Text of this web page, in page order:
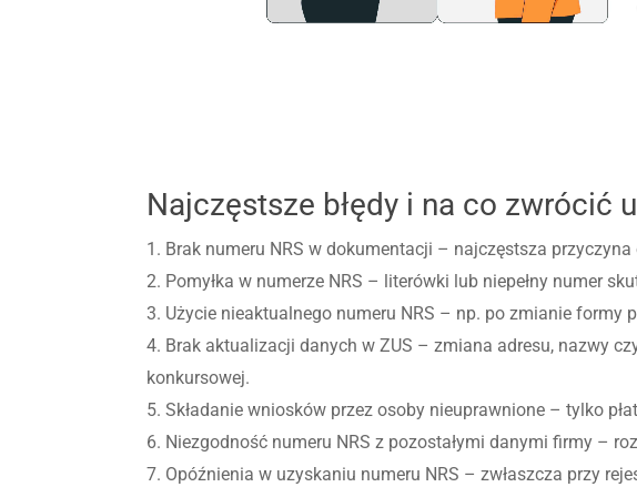
Najczęstsze błędy i na co zwrócić
1. Brak numeru NRS w dokumentacji – najczęstsza
2. Pomyłka w numerze NRS – literówki lub niepełny numer
3. Użycie nieaktualnego numeru NRS – np. po zmianie formy
4. Brak aktualizacji danych w ZUS – zmiana adresu, nazwy
konkursowej.
5. Składanie wniosków przez osoby nieuprawnione – tylko
6. Niezgodność numeru NRS z pozostałymi danymi firmy –
7. Opóźnienia w uzyskaniu numeru NRS – zwłaszcza przy